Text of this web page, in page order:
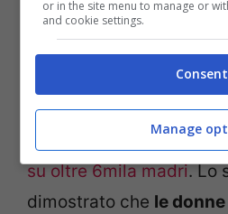
percentuale di di
stanchezza diurna
salute fisica
Risultati confermati da
su oltre 6mila madri. Lo
dimostrato che le
or in the site menu to manage or
and cookie settings.
Consent
Manage